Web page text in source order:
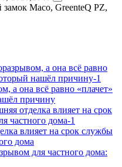
Maco, GreenteQ PZ,
а она всё равно «плачет»
причину
влияет на срок службы
дома